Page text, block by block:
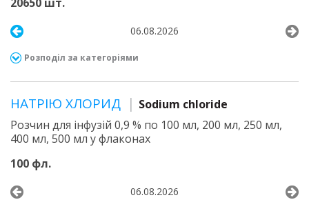
06.08.2026
Розподіл за категоріями
НАТРІЮ ХЛОРИД
Sodium chloride
Розчин для інфузій 0,9 % по 100 мл, 200 мл, 250 мл,
400 мл, 500 мл у флаконах
100 фл.
06.08.2026